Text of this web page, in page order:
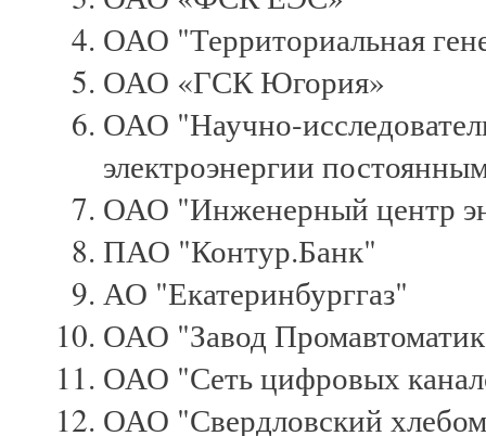
ОАО "Территориальная
ОАО «ГСК Югория»
ОАО "Научно-
электроэнергии
ОАО "Инженерный центр
ПАО "Контур.Банк"
АО "Екатеринбурггаз"
ОАО "Завод
ОАО "Сеть цифровых
ОАО "Свердловский